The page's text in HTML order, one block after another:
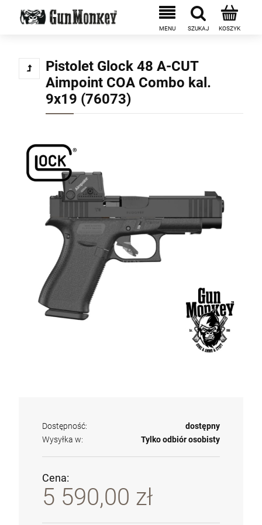
Pistolet Glock 48 A-CUT
Aimpoint COA Combo kal.
9x19 (76073)
Dostępność:
dostępny
Wysyłka w:
Tylko odbiór osobisty
Cena:
5 590,00 zł